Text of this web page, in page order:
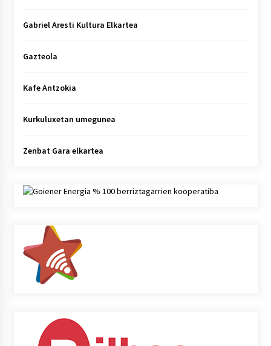
Gabriel Aresti Kultura Elkartea
Gazteola
Kafe Antzokia
Kurkuluxetan umegunea
Zenbat Gara elkartea